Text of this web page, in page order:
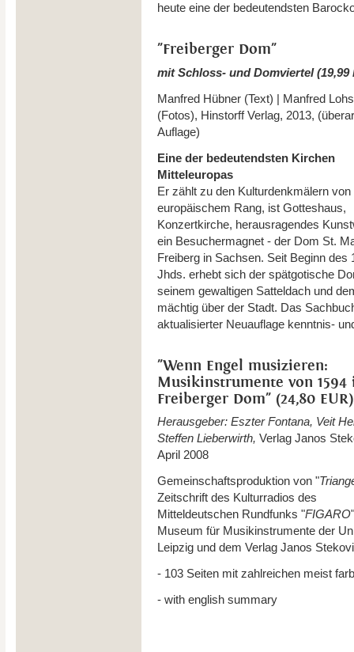
heute eine der bedeutendsten
"Freiberger Dom"
mit Schloss- und Domviertel (19,99
Manfred Hübner (Text) | Manfred
(Fotos), Hinstorff Verlag, 2013,
Auflage)
Eine der bedeutendsten Kirchen
Mitteleuropas
Er zählt zu den Kulturdenkmälern von
europäischem Rang, ist Gotteshaus,
Konzertkirche, herausragendes
ein Besuchermagnet - der Dom St.
Freiberg in Sachsen. Seit Beginn des
Jhds. erhebt sich der spätgotische
seinem gewaltigen Satteldach und
mächtig über der Stadt. Das
aktualisierter Neuauflage kenntnis‐
"Wenn Engel musizieren:
Musikinstrumente von 1594
Freiberger Dom" (24,80 EUR)
Herausgeber: Eszter Fontana, Veit
Steffen Lieberwirth, Verlag Janos
April 2008
Gemeinschaftsproduktion von "
Zeitschrift des Kulturradios des
Mitteldeutschen Rundfunks "FIGARO
Museum für Musikinstrumente der
Leipzig und dem Verlag Janos
- 103 Seiten mit zahlreichen meist
- with english summary